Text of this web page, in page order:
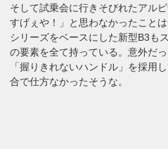
そして試乗会に行きそびれたアル
すげぇや！」と思わなかったこと
シリーズをベースにした新型B3も
の要素を全て持っている。意外だ
「握りきれないハンドル」を採用
合で仕方なかったそうな。